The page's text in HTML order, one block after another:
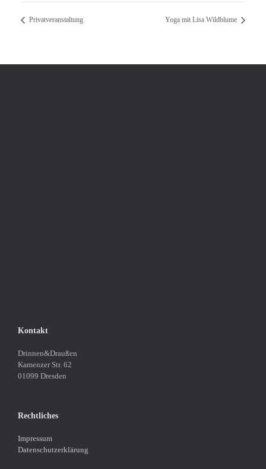
Privatveranstaltung Yoga mit Lisa Wildblume
Kontakt
Drinnen&Draußen
Kamenzer Str. 62
01099 Dresden
Rechtliches
Impressum
Datenschutzerklärung